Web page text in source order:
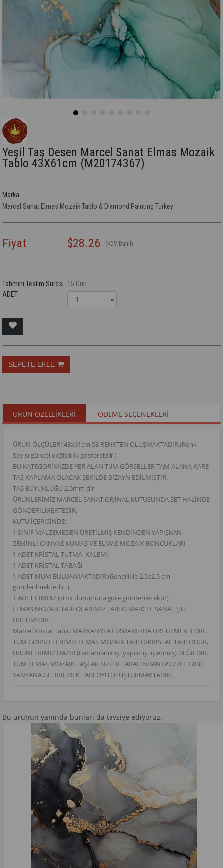
Yeşil Taş Desen Marcel Sanat Elmas Mozaik
Tablo 43X61cm (M20174367)
Marka
Marcel Sanat Elmas Mozaik Tablo & Diamond Painting Turkey
Fiyat $28.26 (KDV Dahil)
Tahmini Teslim Süresi 15 Gün
ADET
ÜRÜN ÖZELLIKLERI ÖDEME SEÇENEKLERI
ÜRÜN ÖLÇÜLERİ:43x61cm 58 RENKTEN OLUŞMAKTADIR.(Renk
Sayısı güncel değişiklik gösterebilir.)
BU KATEGORİMİZDE YER ALAN TÜM GÖRSELLER TAM ALANA KARE
TAŞ KAPLAMA OLACAK ŞEKİLDE DİZAYN EDİLMİŞTİR.
TAŞ BÜYÜKLÜĞÜ 2,5mm dir
ÜRÜNLERİMİZ MARCEL SANAT ORJİNAL KUTUSUNDA SET HALİNDE
GÖNDERİLMEKTEDİR.
KUTU İÇERİSİNDE;
1.SINIF MALZEMEDEN ÜRETİLMİŞ KENDİNDEN YAPIŞKAN
ZEMİNLİ CANVAS KUMAŞ VE ELMAS MOZAİK BONCUKLARI
1 ADET KRİSTAL TUTMA KALEMİ
1 ADET KRİSTAL TABAĞI
1 ADET MUM BULUNMAKTADIR.(Genellikle 2,5x2,5 cm
gönderilmektedir. )
1 ADET CIMBIZ (stok durumuna göre gönderilecektir)
ELMAS MOZAİK TABLOLARIMIZ TABLO MARCEL SANAT ŞTİ.
ÜRETİMİDİR.
Marcel Kristal Tablo MARKASIYLA FİRMAMIZDA ÜRETİLMEKTEDİR.
TÜM GÖRSELLERİMİZ ELMAS MOZAİK TABLO-KRİSTAL TABLODUR,
ÜRÜNLERİMİZ HAZIR (tamamlanmış+yapılmış+işlenmiş) DEĞİLDİR.
TÜM ELMAS MOZAİK TAŞLAR SİZLER TARAFINDAN (PUZZLE GİBİ)
YANYANA GETİRİLİREK TABLOYU OLUŞTURMAKTADIR.
Bu ürünün yanında bunları da tavsiye ediyoruz.